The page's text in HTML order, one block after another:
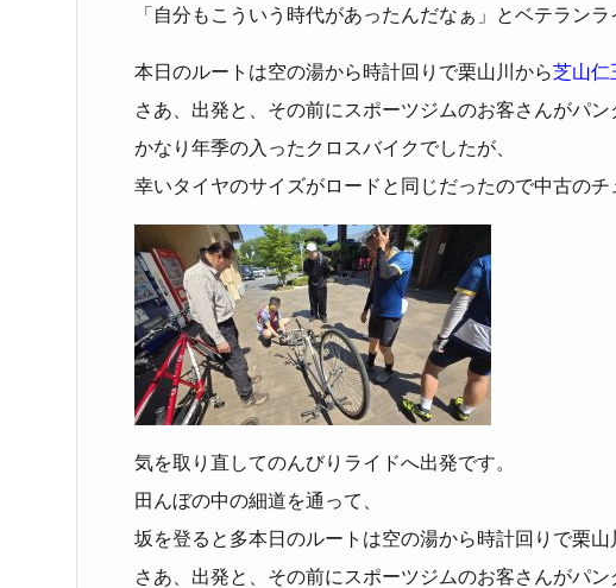
「自分もこういう時代があったんだなぁ」とベテラン
本日のルートは空の湯から時計回りで栗山川から芝山仁
さあ、出発と、その前にスポーツジムのお客さんがパン
かなり年季の入ったクロスバイクでしたが、
幸いタイヤのサイズがロードと同じだったので中古のチ
気を取り直してのんびりライドへ出発です。
田んぼの中の細道を通って、
坂を登ると多本日のルートは空の湯から時計回りで栗山
さあ、出発と、その前にスポーツジムのお客さんがパン